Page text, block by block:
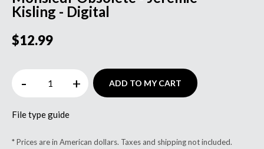
Kisling - Digital
$12.99
- + ADD TO MY CART
File type guide
* Prices are in American dollars. Taxes and shipping not included.